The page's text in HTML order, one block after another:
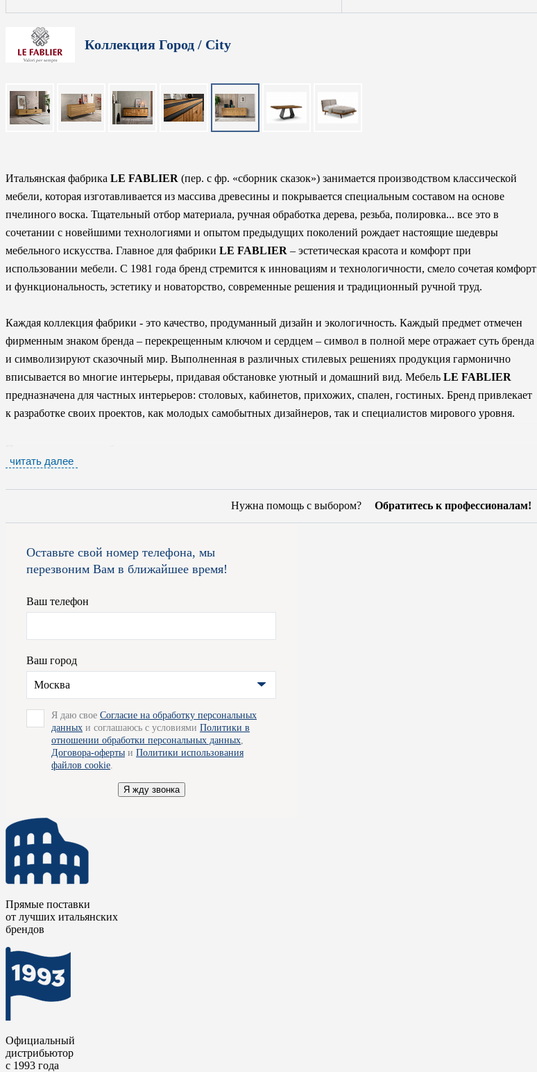
Коллекция Город / City
Итальянская фабрика LE FABLIER (пер. с фр. «сборник сказок») занимается производством классической
мебели, которая изготавливается из массива древесины и покрывается специальным составом на основе
пчелиного воска. Тщательный отбор материала, ручная обработка дерева, резьба, полировка... все это в
сочетании с новейшими технологиями и опытом предыдущих поколений рождает настоящие шедевры
мебельного искусства. Главное для фабрики LE FABLIER – эстетическая красота и комфорт при
использовании мебели. С 1981 года бренд стремится к инновациям и технологичности, смело сочетая комфорт
и функциональность, эстетику и новаторство, современные решения и традиционный ручной труд.
Каждая коллекция фабрики - это качество, продуманный дизайн и экологичность. Каждый предмет отмечен
фирменным знаком бренда – перекрещенным ключом и сердцем – символ в полной мере отражает суть бренда
и символизируют сказочный мир. Выполненная в различных стилевых решениях продукция гармонично
вписывается во многие интерьеры, придавая обстановке уютный и домашний вид. Мебель LE FABLIER
предназначена для частных интерьеров: столовых, кабинетов, прихожих, спален, гостиных. Бренд привлекает
к разработке своих проектов, как молодых самобытных дизайнеров, так и специалистов мирового уровня.
самое современное оборудование. Каждый этап производства тщательно контролируется, поэтому вы можете
функциональности. Изделия фабрики ко всему прочему обладают демократичной ценой, что наряду с
отменным качеством делают их просто великолепными.
Для получения подробной информации вы можете обратиться к специалистам наших салонов, - они будут
рады проконсультировать вас по всем вопросам и помогут определиться с выбором. Так же мы готовы
читать далее
Нужна помощь с выбором? Обратитесь к профессионалам!
Оставьте свой номер телефона, мы
перезвоним Вам в ближайшее время!
Ваш телефон
Ваш город
Москва
Я даю свое Согласие на обработку персональных
данных и соглашаюсь с условиями Политики в
отношении обработки персональных данных,
Договора-оферты и Политики использования
файлов cookie.
Я жду звонка
Прямые поставки
от лучших итальянских
брендов
Официальный
дистрибьютор
с 1993 года